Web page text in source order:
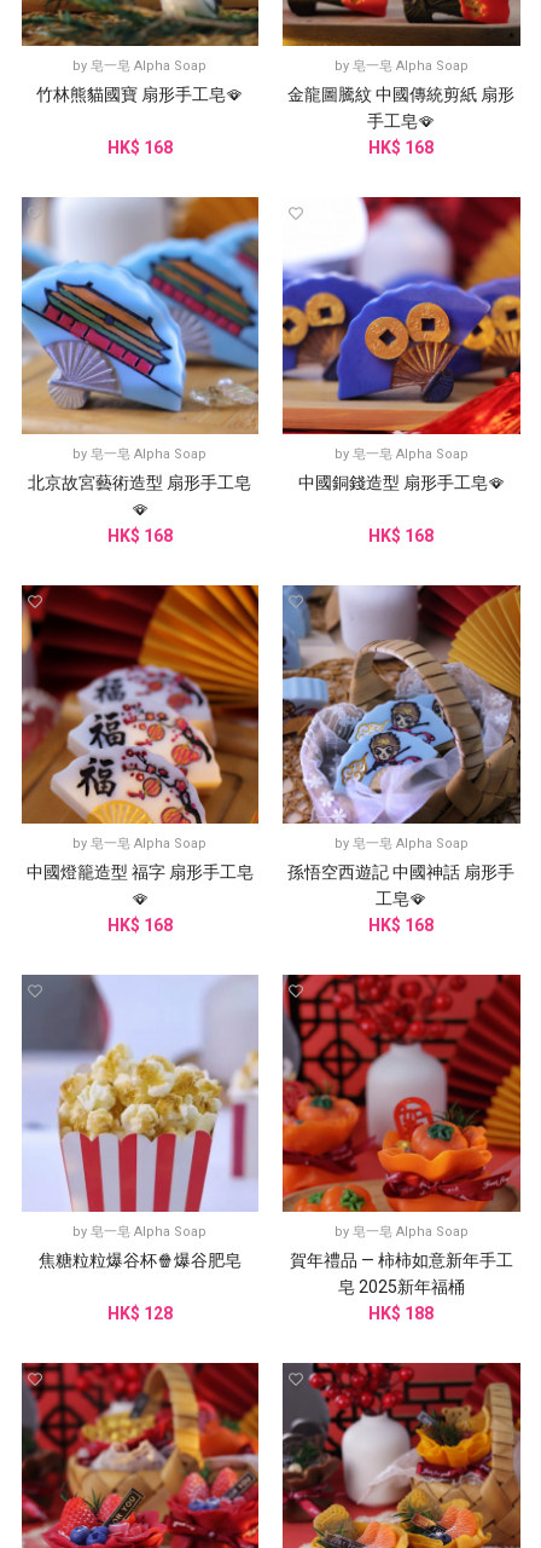
by皂一皂 Alpha Soap
竹林熊貓國寶 扇形手工皂🪭
HK$ 168
by 皂一皂 Alpha Soap
金龍圖騰紋 中國傳統剪紙 扇形
手工皂🪭
HK$ 168
by皂一皂 Alpha Soap
北京故宮藝術造型 扇形手工皂
🪭
HK$ 168
by 皂一皂 Alpha Soap
中國銅錢造型 扇形手工皂🪭
HK$ 168
by皂一皂 Alpha Soap
中國燈籠造型 福字 扇形手工皂
🪭
HK$ 168
by 皂一皂 Alpha Soap
孫悟空西遊記 中國神話 扇形手
工皂🪭
HK$ 168
by皂一皂 Alpha Soap
焦糖粒粒爆谷杯🍿爆谷肥皂
HK$ 128
by 皂一皂 Alpha Soap
賀年禮品 — 柿柿如意新年手工
皂 2025新年福桶
HK$ 188